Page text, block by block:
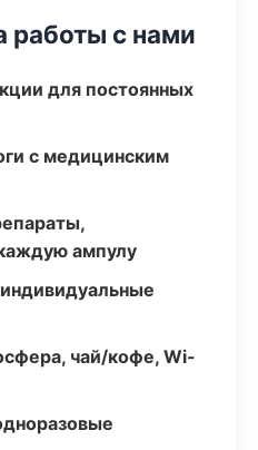
с нами
для постоянных
с медицинским
ампулу
чай/кофе, Wi-